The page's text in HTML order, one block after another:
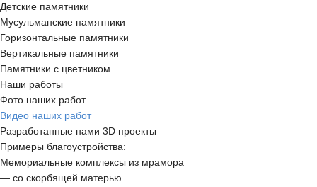
Детские памятники
Мусульманские памятники
Горизонтальные памятники
Вертикальные памятники
Памятники с цветником
Наши работы
Фото наших работ
Видео наших работ
Разработанные нами 3D проекты
Примеры благоустройства:
Мемориальные комплексы из мрамора
— со скорбящей матерью